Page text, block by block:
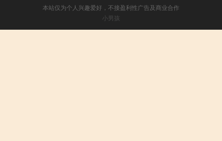
本站仅为个人兴趣爱好，不接盈利性广告及商业合作
小男孩